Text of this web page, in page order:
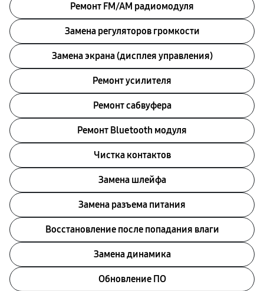
Ремонт FM/AM радиомодуля
Замена регуляторов громкости
Замена экрана (дисплея управления)
Ремонт усилителя
Ремонт сабвуфера
Ремонт Bluetooth модуля
Чистка контактов
Замена шлейфа
Замена разъема питания
Восстановление после попадания влаги
Замена динамика
Обновление ПО